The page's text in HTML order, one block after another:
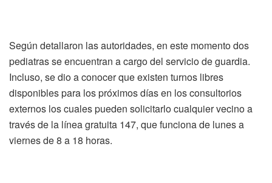
Según detallaron las autoridades, en este momento dos
pediatras se encuentran a cargo del servicio de guardia.
Incluso, se dio a conocer que existen turnos libres
disponibles para los próximos días en los consultorios
externos los cuales pueden solicitarlo cualquier vecino a
través de la línea gratuita 147, que funciona de lunes a
viernes de 8 a 18 horas.